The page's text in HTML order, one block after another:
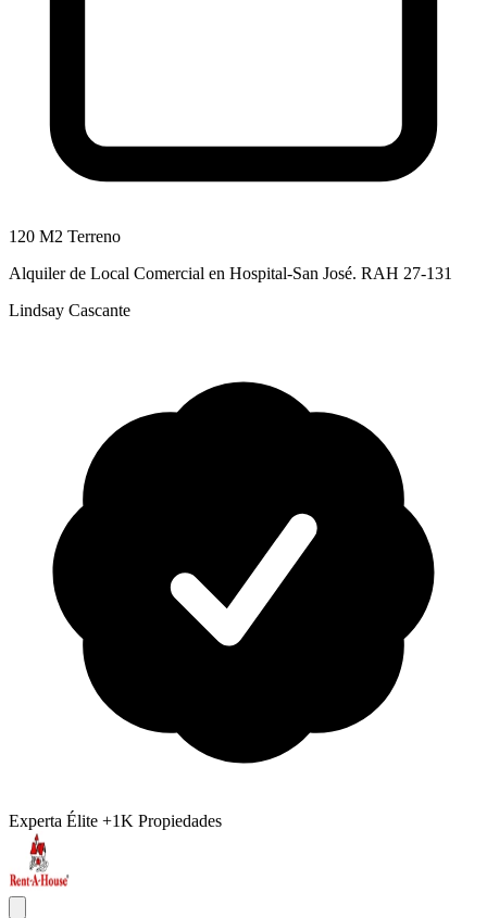
120 M2 Terreno
Alquiler de Local Comercial en Hospital-San José. RAH 27-131
Lindsay Cascante
Experta Élite +1K Propiedades